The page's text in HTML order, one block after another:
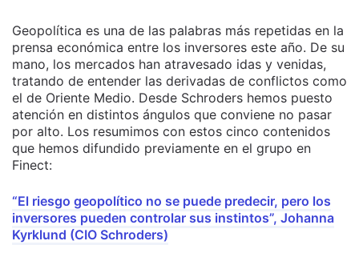
Geopolítica es una de las palabras más repetidas en la
prensa económica entre los inversores este año. De su
mano, los mercados han atravesado idas y venidas,
tratando de entender las derivadas de conflictos como
el de Oriente Medio. Desde Schroders hemos puesto
atención en distintos ángulos que conviene no pasar
por alto. Los resumimos con estos cinco contenidos
que hemos difundido previamente en el grupo en
Finect:
“El riesgo geopolítico no se puede predecir, pero los
inversores pueden controlar sus instintos”, Johanna
Kyrklund (CIO Schroders)